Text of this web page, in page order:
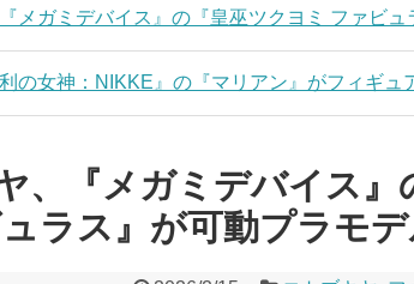
メガミデバイス』の『皇巫ツクヨミ ファビュ
の女神：NIKKE』の『マリアン』がフィギュ
、『メガミデバイス』
ラス』が可動プラモデ